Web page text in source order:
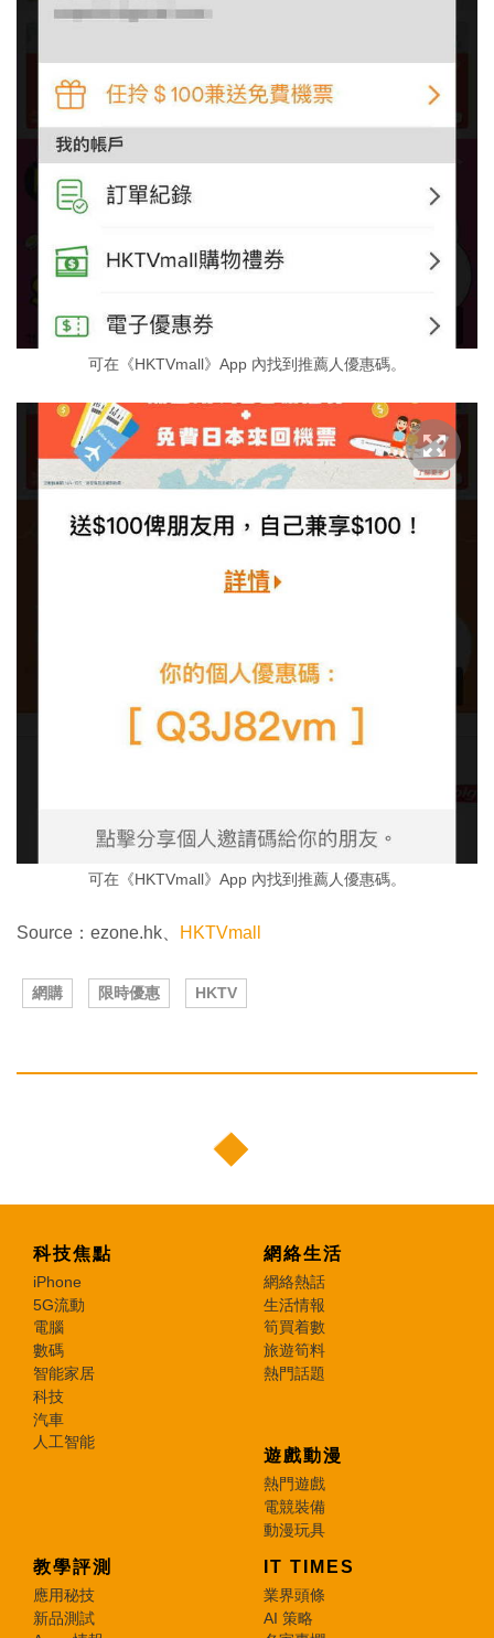
可在《HKTVmall》App 內找到推薦人優惠碼。
可在《HKTVmall》App 內找到推薦人優惠碼。
Source：ezone.hk、 HKTVmall
網購 限時優惠 HKTV
科技焦點
iPhone
5G流動
電腦
數碼
智能家居
科技
汽車
人工智能
網絡生活
網絡熱話
生活情報
筍買着數
旅遊筍料
熱門話題
遊戲動漫
熱門遊戲
電競裝備
動漫玩具
教學評測
應用秘技
新品測試
IT TIMES
業界頭條
AI 策略